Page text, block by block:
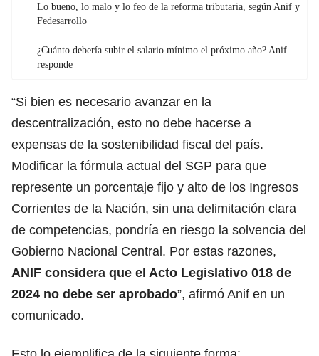
Lo bueno, lo malo y lo feo de la reforma tributaria, según Anif y
Fedesarrollo
¿Cuánto debería subir el salario mínimo el próximo año? Anif
responde
“Si bien es necesario avanzar en la
descentralización, esto no debe hacerse a
expensas de la sostenibilidad fiscal del país.
Modificar la fórmula actual del SGP para que
represente un porcentaje fijo y alto de los Ingresos
Corrientes de la Nación, sin una delimitación clara
de competencias, pondría en riesgo la solvencia del
Gobierno Nacional Central. Por estas razones,
ANIF considera que el Acto Legislativo 018 de
2024 no debe ser aprobado”, afirmó Anif en un
comunicado.